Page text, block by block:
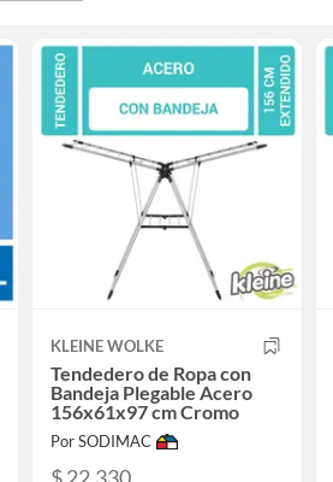
KLEINE WOLKE
Tendedero de Ropa con
Bandeja Plegable Acero
156x61x97 cm Cromo
Por SODIMAC